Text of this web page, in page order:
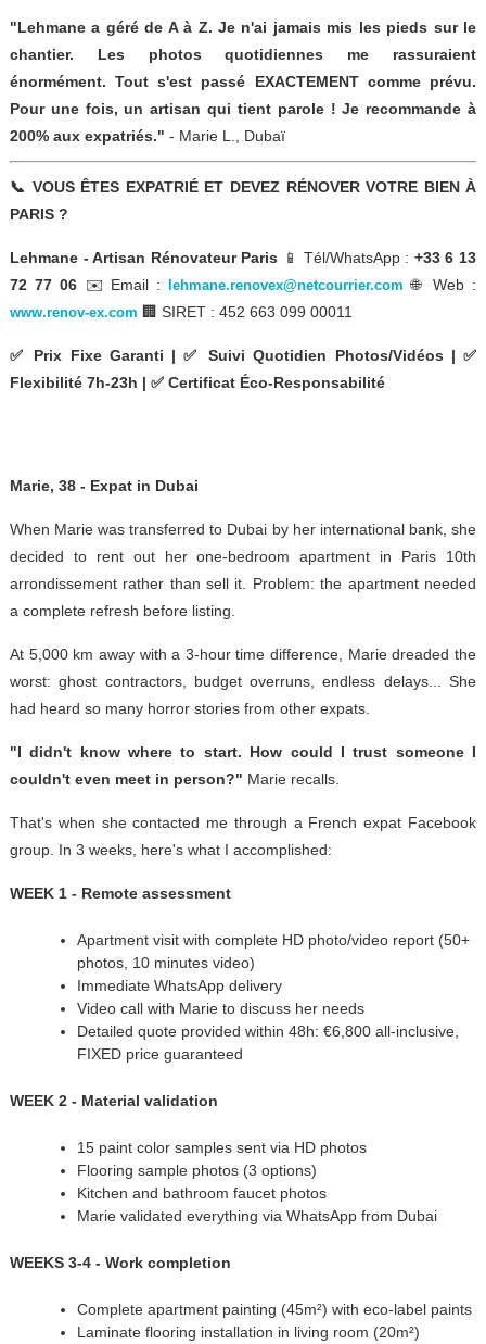
"Lehmane a géré de A à Z. Je n'ai jamais mis les pieds sur le
chantier. Les photos quotidiennes me rassuraient
énormément. Tout s'est passé EXACTEMENT comme prévu.
Pour une fois, un artisan qui tient parole ! Je recommande à
200% aux expatriés." - Marie L., Dubaï
📞 VOUS ÊTES EXPATRIÉ ET DEVEZ RÉNOVER VOTRE BIEN À
PARIS ?
Lehmane - Artisan Rénovateur Paris 📱 Tél/WhatsApp : +33 6 13
72 77 06 ✉️ Email : lehmane.renovex@netcourrier.com 🌐 Web :
www.renov-ex.com 🏢 SIRET : 452 663 099 00011
✅ Prix Fixe Garanti | ✅ Suivi Quotidien Photos/Vidéos | ✅
Flexibilité 7h-23h | ✅ Certificat Éco-Responsabilité
Marie, 38 - Expat in Dubai
When Marie was transferred to Dubai by her international bank, she
decided to rent out her one-bedroom apartment in Paris 10th
arrondissement rather than sell it. Problem: the apartment needed
a complete refresh before listing.
At 5,000 km away with a 3-hour time difference, Marie dreaded the
worst: ghost contractors, budget overruns, endless delays... She
had heard so many horror stories from other expats.
"I didn't know where to start. How could I trust someone I
couldn't even meet in person?" Marie recalls.
That's when she contacted me through a French expat Facebook
group. In 3 weeks, here's what I accomplished:
WEEK 1 - Remote assessment
Apartment visit with complete HD photo/video report (50+
photos, 10 minutes video)
Immediate WhatsApp delivery
Video call with Marie to discuss her needs
Detailed quote provided within 48h: €6,800 all-inclusive,
FIXED price guaranteed
WEEK 2 - Material validation
15 paint color samples sent via HD photos
Flooring sample photos (3 options)
Kitchen and bathroom faucet photos
Marie validated everything via WhatsApp from Dubai
WEEKS 3-4 - Work completion
Complete apartment painting (45m²) with eco-label paints
Laminate flooring installation in living room (20m²)